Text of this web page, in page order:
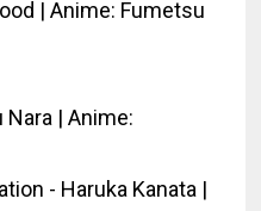
| Anime: Fumetsu
Nara | Anime:
- Haruka Kanata |